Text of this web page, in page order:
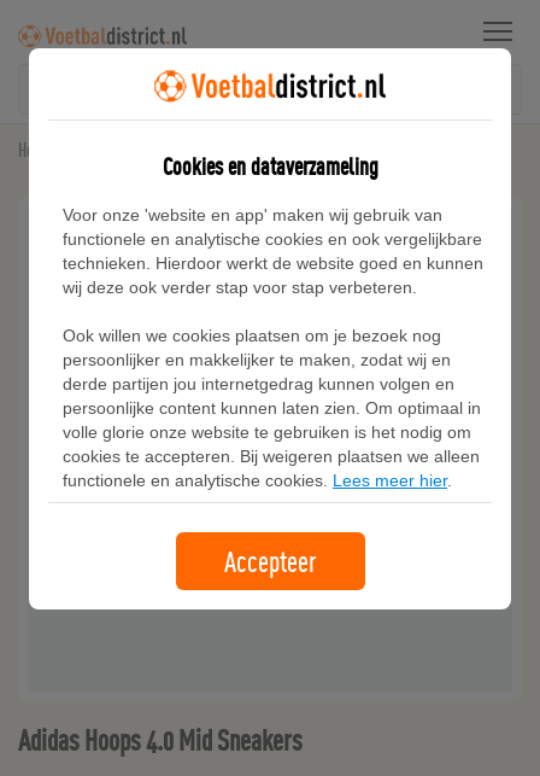
Menu
Home
Adidas Hoops 4.0 Mid Sneakers
Cookies en dataverzameling
Voor onze 'website en app' maken wij gebruik van
functionele en analytische cookies en ook vergelijkbare
technieken. Hierdoor werkt de website goed en kunnen
wij deze ook verder stap voor stap verbeteren.
Ook willen we cookies plaatsen om je bezoek nog
persoonlijker en makkelijker te maken, zodat wij en
derde partijen jou internetgedrag kunnen volgen en
persoonlijke content kunnen laten zien. Om optimaal in
volle glorie onze website te gebruiken is het nodig om
cookies te accepteren. Bij weigeren plaatsen we alleen
functionele en analytische cookies. Lees meer hier.
Accepteer